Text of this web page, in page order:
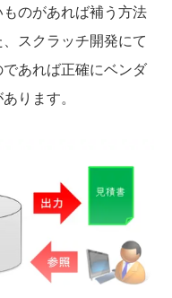
のがあれば補う方法
スクラッチ開発にて
あれば正確にベンダ
ります。